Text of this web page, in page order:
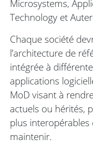
Microsystems,
Technology et
Chaque société
l’architecture de
intégrée à
applications
MoD visant à
actuels ou hérités,
plus
maintenir.